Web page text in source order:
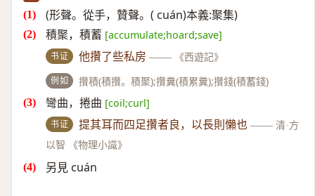
(形聲。從手，贊聲。( cuán)本義:聚集)
積聚，積蓄 [accumulate;hoard;save]
书证 他攢了些私房 —— 《西遊記》
例如 攢積(積攢。積聚);攢糞(積累糞);攢錢(積蓄錢)
彎曲，捲曲 [coil;curl]
书证 提其耳而四足攢者良，以長則懶也 —— 清·方
以智 《物理小識》
另見 cuán